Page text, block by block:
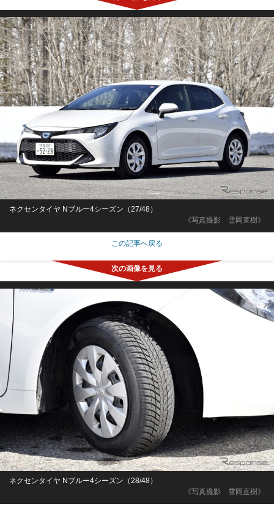
《写真撮影 雪岡直樹》
ネクセンタイヤ Nブルー4シーズン（27/48）
この記事へ戻る
《写真撮影 雪岡直樹》
ネクセンタイヤ Nブルー4シーズン（28/48）